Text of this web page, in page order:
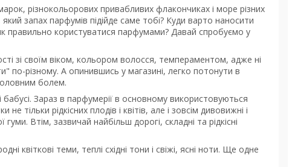
різнокольорових привабливих флакончиках і море різних
запах парфумів підійде саме тобі? Куди варто наносити
правильно користуватися парфумами? Давай спробуємо у
зі своїм віком, кольором волосся, темпераментом, адже ні
по-різному. А опинившись у магазині, легко потонути в
болем.
Зараз в парфумерії в основному використовуються
тільки рідкісних плодів і квітів, але і зовсім дивовижні і
Втім, зазвичай найбільш дорогі, складні та рідкісні
квіткові теми, теплі східні тони і свіжі, ясні ноти. Ще одне